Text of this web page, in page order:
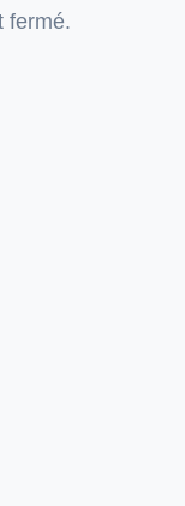
fermé.